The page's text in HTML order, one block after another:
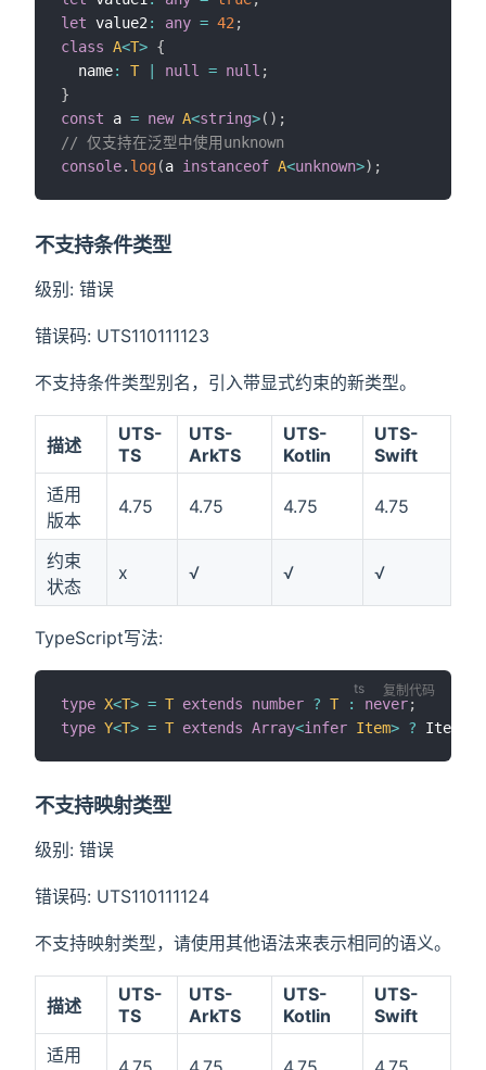
let value2 : any = 42 ;
class A<T> {
  name
: T null = null ;
}
const a = new A<string>( ) ;
// 仅支持在泛型中使用unknown
console. log(a instanceof A<unknown>) ;
不支持条件类型
级别: 错误
错误码: UTS110111123
不支持条件类型别名，引入带显式约束的新类型。
描述
UTS-
TS
UTS-
ArkTS
UTS-
Kotlin
UTS-
Swift
适用
版本
4.75 4.75 4.75 4.75
约束
状态
x √ √ √
TypeScript写法:
type X<T> = T extends number ? T : never;
type Y<T> = T extends Array<infer Item> ? Item
复制代码
不支持映射类型
级别: 错误
错误码: UTS110111124
不支持映射类型，请使用其他语法来表示相同的语义。
描述
UTS-
TS
UTS-
ArkTS
UTS-
Kotlin
UTS-
Swift
适用